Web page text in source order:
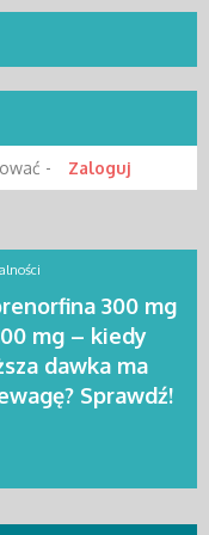
- Zaloguj
300 mg
mg – kiedy
dawka ma
Sprawdź!